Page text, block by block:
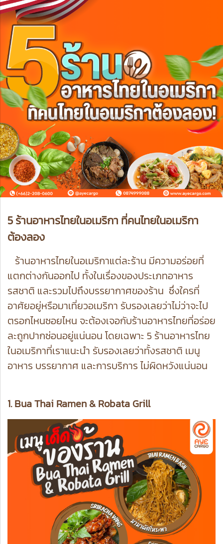
5 ร้านอาหารไทยในอเมริกา ที่คนไทยในอเมริกา
ต้องลอง
ร้านอาหารไทยในอเมริกาแต่ละร้าน มีความอร่อยที่
แตกต่างกันออกไป ทั้งในเรื่องของประเภทอาหาร
รสชาติ และรวมไปถึงบรรยากาศของร้าน ซึ่งใครที่
อาศัยอยู่หรือมาเที่ยวอเมริกา รับรองเลยว่าไม่ว่าจะไป
ตรอกไหนซอยไหน จะต้องเจอกับร้านอาหารไทยที่อร่อย
ละถูกปากซ่อนอยู่แน่นอน โดยเฉพาะ 5 ร้านอาหารไทย
ในอเมริกาที่เราแนะนำ รับรองเลยว่าทั้งรสชาติ เมนู
อาหาร บรรยากาศ และการบริการ ไม่ผิดหวังแน่นอน
1. Bua Thai Ramen & Robata Grill